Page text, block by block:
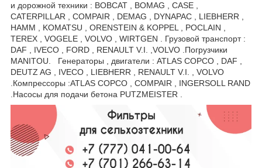
и дорожной техники : BOBCAT , BOMAG , CASE ,
CATERPILLAR , COMPAIR , DEMAG , DYNAPAC , LIEBHERR ,
HAMM , KOMATSU , ORENSTEIN & KOPPEL , POCLAIN ,
TEREX , VOGELE , VOLVO , WIRTGEN . Грузовой транспорт :
DAF , IVECO , FORD , RENAULT V.I. ,VOLVO .Погрузчики
MANITOU. Генераторы , двигатели : ATLAS COPCO , DAF ,
DEUTZ AG , IVECO , LIEBHERR , RENAULT V.I. , VOLVO
.Компрессоры :ATLAS COPCO , COMPAIR , INGERSOLL RAND
.Насосы для подачи бетона PUTZMEISTER .